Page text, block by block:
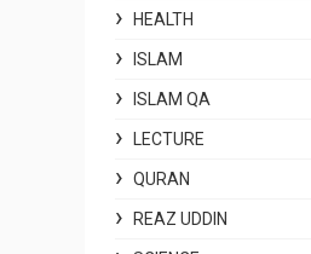
HEALTH
ISLAM
ISLAM QA
LECTURE
QURAN
REAZ UDDIN